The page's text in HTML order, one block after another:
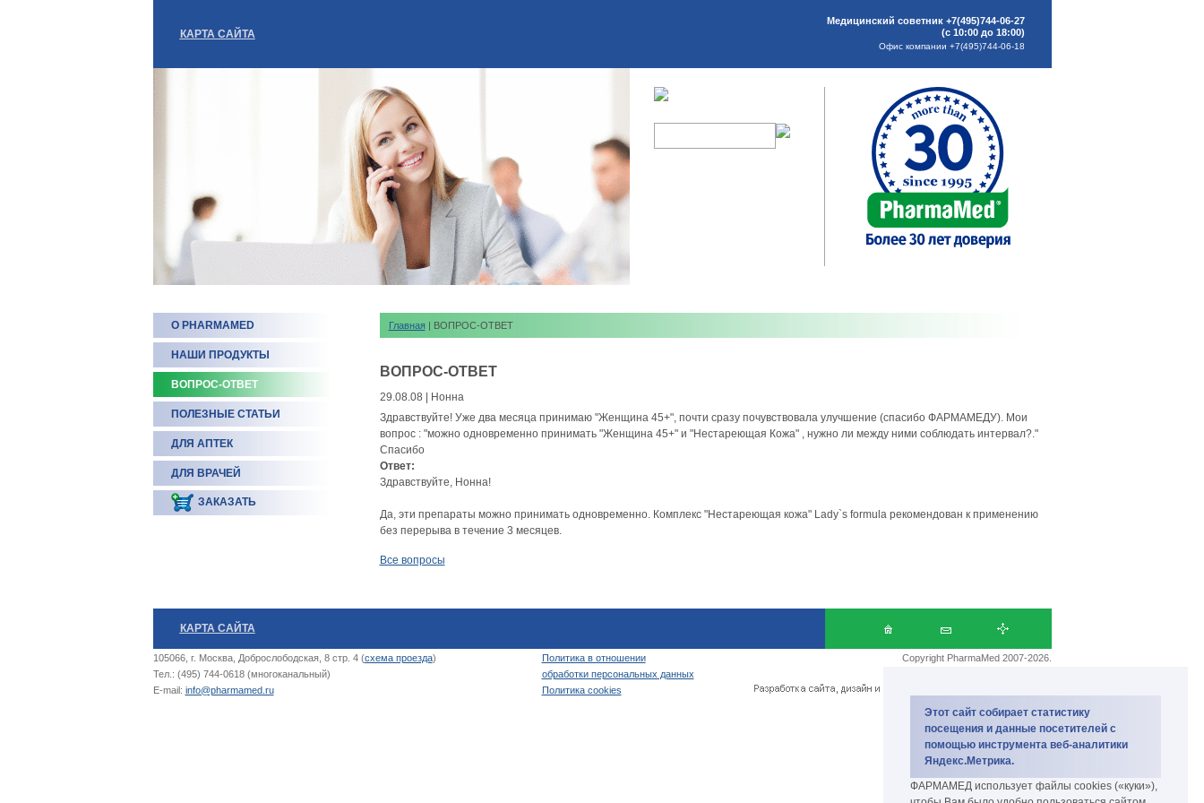
Этот сайт собирает статистику
посещения и данные посетителей с
помощью инструмента веб-аналитики
Яндекс.Метрика.
ФАРМАМЕД использует файлы cookies («куки»),
КАРТА САЙТА
Медицинский советник +7(495)744-06-27
(с 10:00 до 18:00)
Офис компании +7(495)744-06-18
О PHARMAMED
НАШИ ПРОДУКТЫ
ВОПРОС-ОТВЕТ
ПОЛЕЗНЫЕ СТАТЬИ
ДЛЯ АПТЕК
ДЛЯ ВРАЧЕЙ
ЗАКАЗАТЬ
Главная | ВОПРОС-ОТВЕТ
ВОПРОС-ОТВЕТ
29.08.08 | Нонна
Здравствуйте! Уже два месяца принимаю "Женщина 45+", почти сразу почувствовала улучшение (спасибо ФАРМАМЕДУ). Мои
вопрос : "можно одновременно принимать "Женщина 45+" и "Нестареющая Кожа" , нужно ли между ними соблюдать интервал?."
Спасибо
Ответ:
Здравствуйте, Нонна!
Да, эти препараты можно принимать одновременно. Комплекс "Нестареющая кожа" Lady`s formula рекомендован к применению
без перерыва в течение 3 месяцев.
Все вопросы
КАРТА САЙТА
105066, г. Москва, Доброслободская, 8 стр. 4 (схема проезда)
Тел.: (495) 744-0618 (многоканальный)
E-mail: info@pharmamed.ru
Политика в отношении
обработки персональных данных
Политика cookies
Copyright PharmaMed 2007-2026.